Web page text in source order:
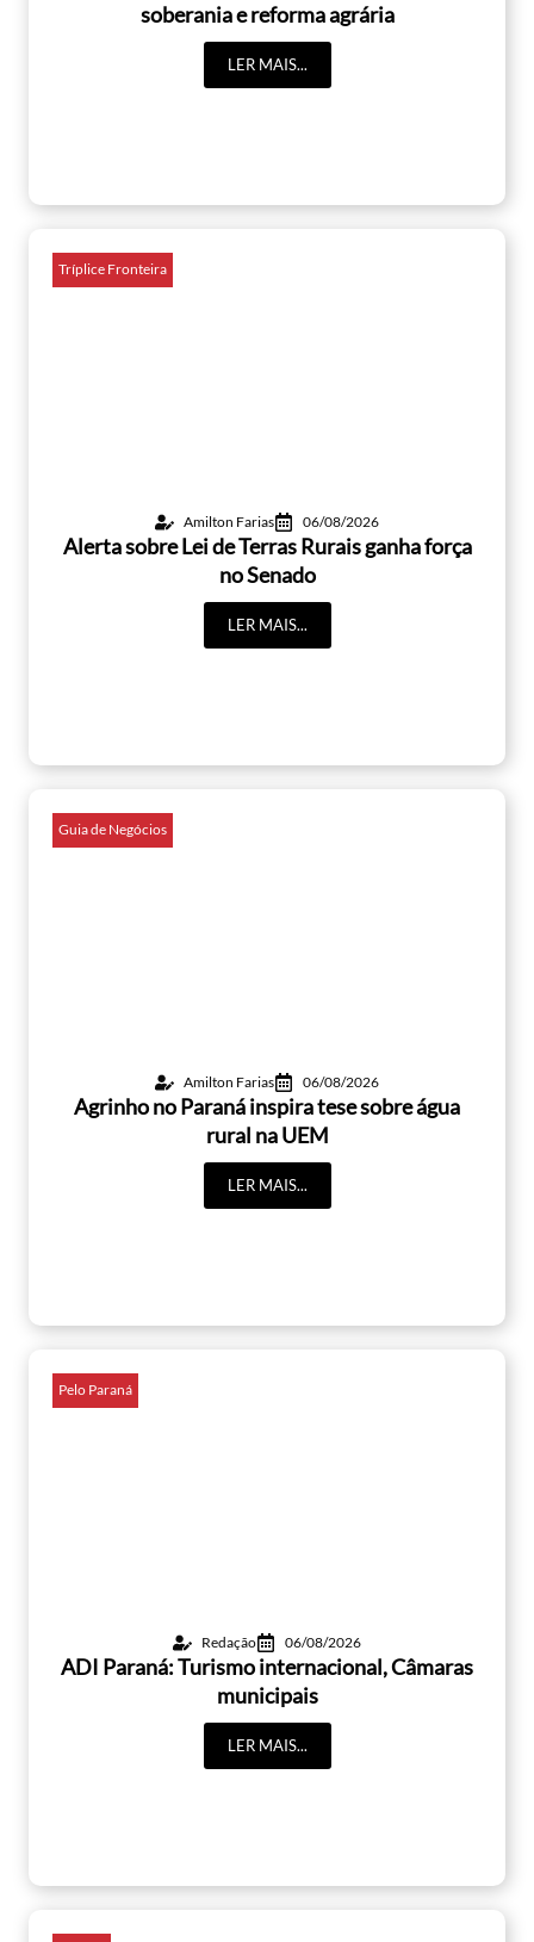
soberania e reforma agrária
LER MAIS...
Tríplice Fronteira
Amilton Farias 06/08/2026
Alerta sobre Lei de Terras Rurais ganha força
no Senado
LER MAIS...
Guia de Negócios
Amilton Farias 06/08/2026
Agrinho no Paraná inspira tese sobre água
rural na UEM
LER MAIS...
Pelo Paraná
Redação 06/08/2026
ADI Paraná: Turismo internacional, Câmaras
municipais
LER MAIS...